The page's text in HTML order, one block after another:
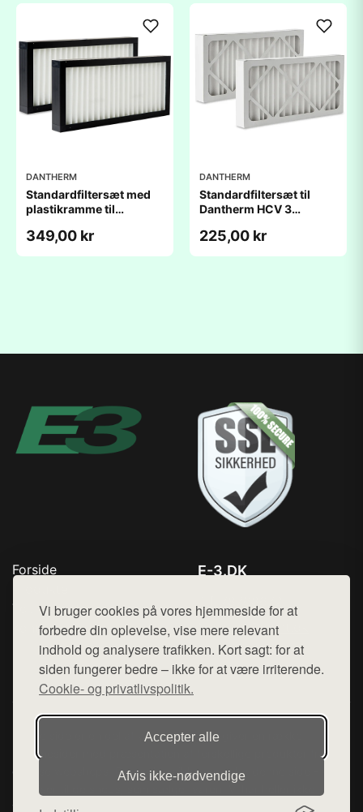
Vi bruger cookies på vores hjemmeside for at
forbedre din oplevelse, vise mere relevant
indhold og analysere trafikken. Kort sagt: for at
siden fungerer bedre – ikke for at være irriterende.
Cookie- og privatlivspolitik.
Accepter alle
Afvis ikke‑nødvendige
DANTHERM
Standardfiltersæt med
plastikramme til
(164x289x48mm) -
349,00 kr
DANTHERM
Standardfiltersæt til
Dantherm HCV 3
kompatibelt
225,00 kr
Forside
Top Rabatter
Kontakt
E-3.DK
Mail: hej@want.dk
Cookie- og privatlivspolitik
Denne side er en del af want.dk, der udgiver en række
hjemmesider med præsentation af forskellige produkter fra
diverse webshops. Der sælges ikke varer fra denne side - vi
henviser til de shops, som sælger varen. Vi har heller ikke
varerne på lager.